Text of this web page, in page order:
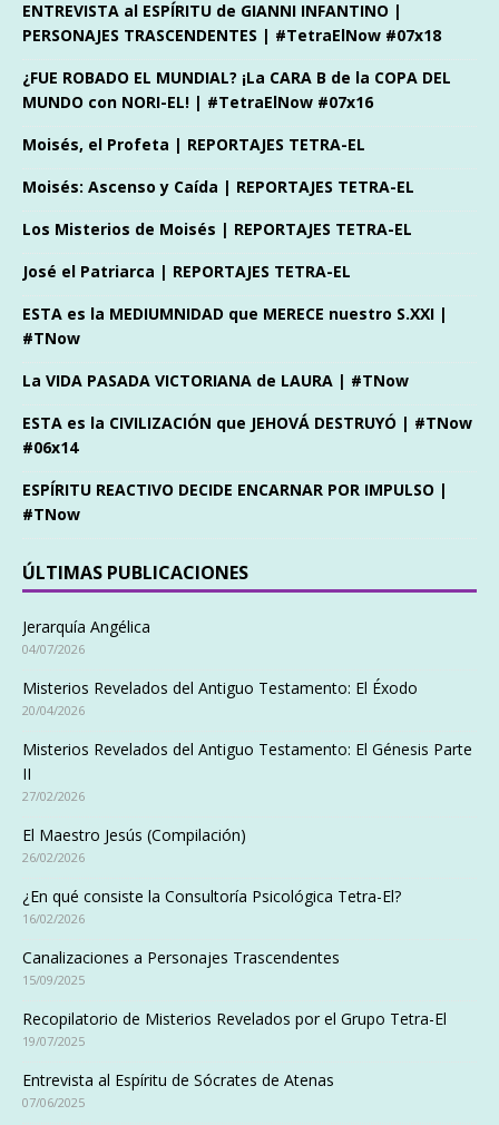
ENTREVISTA al ESPÍRITU de GIANNI INFANTINO |
PERSONAJES TRASCENDENTES | #TetraElNow #07x18
¿FUE ROBADO EL MUNDIAL? ¡La CARA B de la COPA DEL
MUNDO con NORI-EL! | #TetraElNow #07x16
Moisés, el Profeta | REPORTAJES TETRA-EL
Moisés: Ascenso y Caída | REPORTAJES TETRA-EL
Los Misterios de Moisés | REPORTAJES TETRA-EL
José el Patriarca | REPORTAJES TETRA-EL
ESTA es la MEDIUMNIDAD que MERECE nuestro S.XXI |
#TNow
La VIDA PASADA VICTORIANA de LAURA | #TNow
ESTA es la CIVILIZACIÓN que JEHOVÁ DESTRUYÓ | #TNow
#06x14
ESPÍRITU REACTIVO DECIDE ENCARNAR POR IMPULSO |
#TNow
ÚLTIMAS PUBLICACIONES
Jerarquía Angélica
04/07/2026
Misterios Revelados del Antiguo Testamento: El Éxodo
20/04/2026
Misterios Revelados del Antiguo Testamento: El Génesis Parte
II
27/02/2026
El Maestro Jesús (Compilación)
26/02/2026
¿En qué consiste la Consultoría Psicológica Tetra-El?
16/02/2026
Canalizaciones a Personajes Trascendentes
15/09/2025
Recopilatorio de Misterios Revelados por el Grupo Tetra-El
19/07/2025
Entrevista al Espíritu de Sócrates de Atenas
07/06/2025